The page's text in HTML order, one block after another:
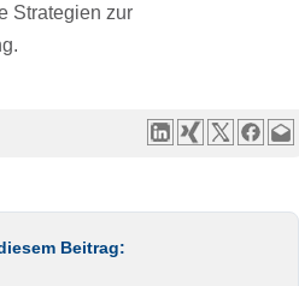
Strategien zur
Beitrag: